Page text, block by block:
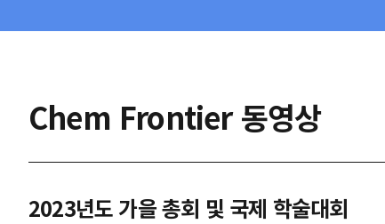
Chem Frontier 동영상
2023년도 가을 총회 및 국제 학술대회